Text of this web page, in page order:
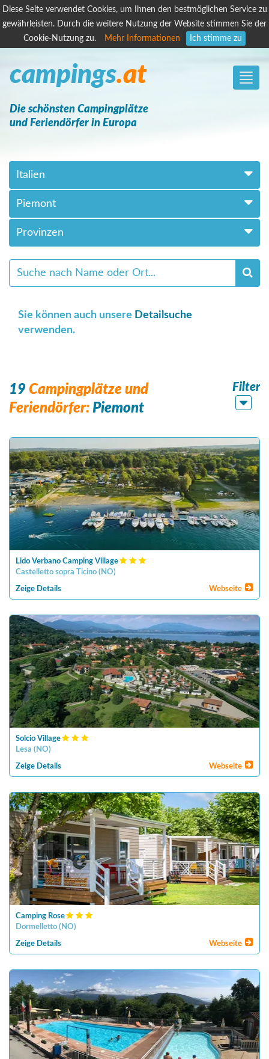
Diese Seite verwendet Cookies, um Ihnen den bestmöglichen Service zu
gewährleisten. Durch die weitere Nutzung der Website stimmen Sie der
Cookie-Nutzung zu.
Mehr Informationen Ich stimme zu
Toggle
campings.at
Die schönsten Campingplätze
und Feriendörfer in Europa
Italien
Piemont
Provinzen
Sie können auch unsere Detailsuche
verwenden.
19 Campingplätze und
Feriendörfer: Piemont
Filter
Lido Verbano Camping Village
Castelletto sopra Ticino ( NO)
Zeige Details Webseite
Solcio Village
Lesa ( NO)
Zeige Details Webseite
Camping Rose
Dormelletto ( NO)
Zeige Details Webseite